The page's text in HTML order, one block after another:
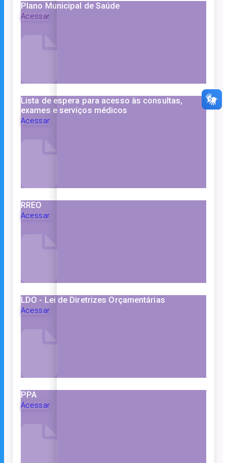
Plano Municipal de Saúde
Acessar
Lista de espera para acesso às consultas,
exames e serviços médicos
Acessar
RREO
Acessar
LDO - Lei de Diretrizes Orçamentárias
Acessar
PPA
Acessar